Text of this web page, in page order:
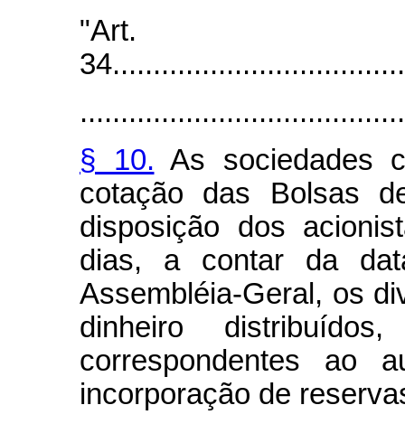
"Art.
§ 10. As sociedades
cotação das Bolsas
disposição dos
dias, a contar da
Assembléia-Geral, os
dinheiro
correspondentes ao
incorporação de